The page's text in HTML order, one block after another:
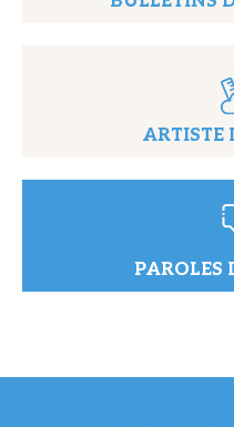
ARTISTE
PAROLES